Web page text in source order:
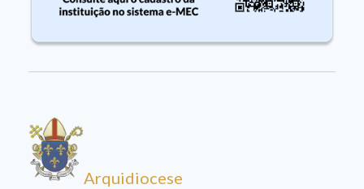
Arquidiocese